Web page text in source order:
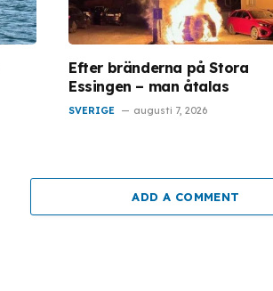
Efter bränderna på Stora
Essingen – man åtalas
SVERIGE augusti 7, 2026
ADD A COMMENT